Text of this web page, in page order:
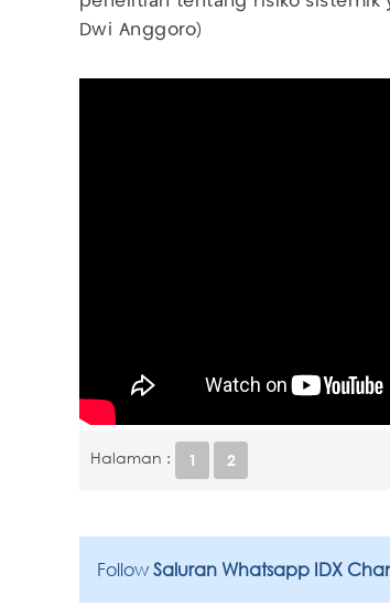
Dwi Anggoro)
Halaman : 1 2
Follow Saluran Whatsapp IDX